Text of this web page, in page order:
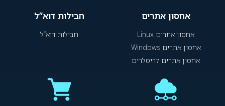
אחסון אתרים
אחסון אתרים Linux
אחסון אתרים Windows
אחסון אתרים לריסלרים
חבילות דוא”ל
חבילות דוא”ל